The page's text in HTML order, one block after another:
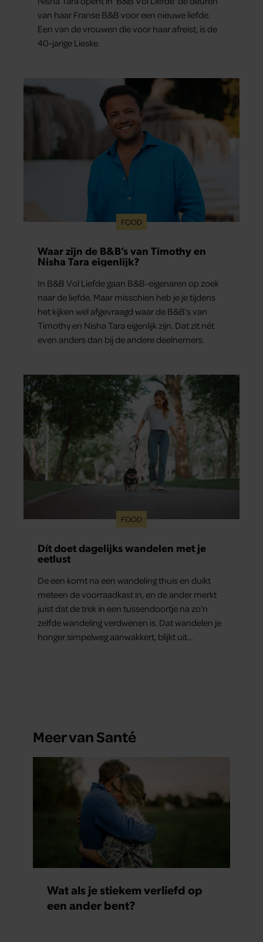
van haar Franse B&B voor een nieuwe liefde.
Een van de vrouwen die voor haar afreist, is de
40-jarige Lieske.
FOOD
Waar zijn de B&B’s van Timothy en
Nisha Tara eigenlijk?
In B&B Vol Liefde gaan B&B-eigenaren op zoek
naar de liefde. Maar misschien heb je je tijdens
het kijken wel afgevraagd waar de B&B’s van
Timothy en Nisha Tara eigenlijk zijn. Dat zit nét
even anders dan bij de andere deelnemers.
FOOD
Dít doet dagelijks wandelen met je
eetlust
De een komt na een wandeling thuis en duikt
meteen de voorraadkast in, en de ander merkt
juist dat de trek in een tussendoortje na zo’n
zelfde wandeling verdwenen is. Dat wandelen je
honger simpelweg aanwakkert, blijkt uit
Meer van Santé
Wat als je stiekem verliefd op
een ander bent?